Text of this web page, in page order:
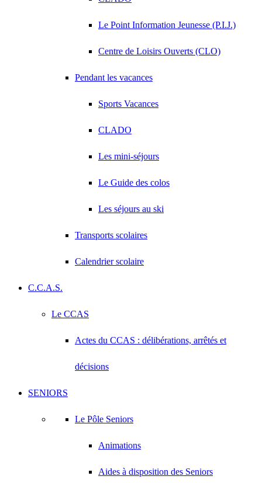
Le Point Information Jeunesse (P.I.J.)
Centre de Loisirs Ouverts (CLO)
Pendant les vacances
Sports Vacances
CLADO
Les mini-séjours
Le Guide des colos
Les séjours au ski
Transports scolaires
Calendrier scolaire
C.C.A.S.
Le CCAS
Actes du CCAS : délibérations, arrêtés et
décisions
SENIORS
Le Pôle Seniors
Animations
Aides à disposition des Seniors